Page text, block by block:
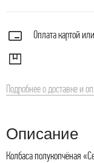
Оплата картой
Подробнее о доставке и
Описание
Колбаса полукопчёная